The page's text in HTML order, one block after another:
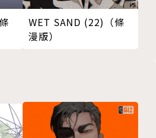
WET SAND (22)（條
漫版）